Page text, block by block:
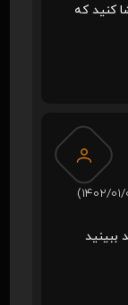
کنید که
ببینید